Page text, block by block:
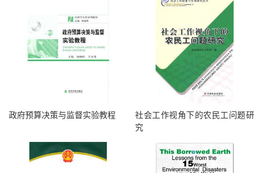
政府预算决策与监督实验教程
社会工作视角下的农民工问题研
究